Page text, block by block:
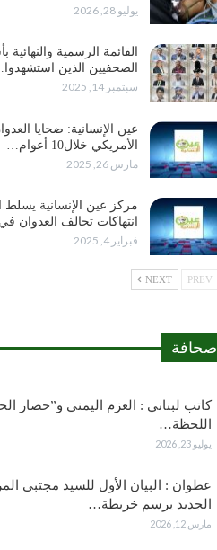
يوليو 28, 2026
القائمة الرسمية والنهائية
الصحفيين الذين
سبتمبر 14, 2025
عين الإنسانية: ضحايا
الأمريكي خلال10 أعوام…
مارس 26, 2025
مركز عين الإنسانية
انتهاكات تحالف العدوان
فبراير 4, 2025
NEXT
صحافة
كاتب لبناني : العزم اليمني و”حصار
اللحظة…
يوليو 23, 2026
عطوان : البيان الأول للسيد مجتبى
الجديد يرسم خريطة…
مارس 12, 2026